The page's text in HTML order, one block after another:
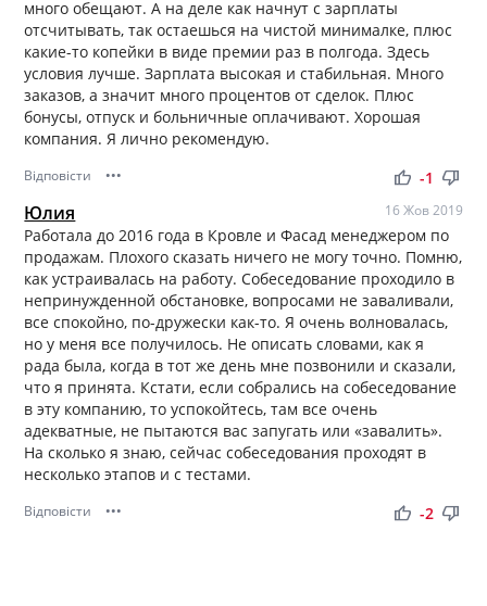
много обещают. А на деле как начнут с зарплаты
отсчитывать, так остаешься на чистой минималке, плюс
какие-то копейки в виде премии раз в полгода. Здесь
условия лучше. Зарплата высокая и стабильная. Много
заказов, а значит много процентов от сделок. Плюс
бонусы, отпуск и больничные оплачивают. Хорошая
компания. Я лично рекомендую.
Відповісти ••• thumb_up thumb_down
-1
Юлия 16 Жов 2019
Работала до 2016 года в Кровле и Фасад менеджером по
продажам. Плохого сказать ничего не могу точно. Помню,
как устраивалась на работу. Собеседование проходило в
непринужденной обстановке, вопросами не заваливали,
все спокойно, по-дружески как-то. Я очень волновалась,
но у меня все получилось. Не описать словами, как я
рада была, когда в тот же день мне позвонили и сказали,
что я принята. Кстати, если собрались на собеседование
в эту компанию, то успокойтесь, там все очень
адекватные, не пытаются вас запугать или «завалить».
На сколько я знаю, сейчас собеседования проходят в
несколько этапов и с тестами.
Відповісти ••• thumb_up thumb_down
-2